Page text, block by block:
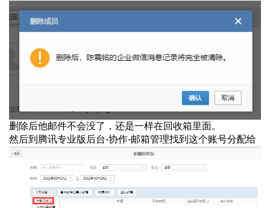
删除后他邮件不会没了，还是一样在回收箱里面。
然后到腾讯专业版后台-协作-邮箱管理找到这个账号分配给